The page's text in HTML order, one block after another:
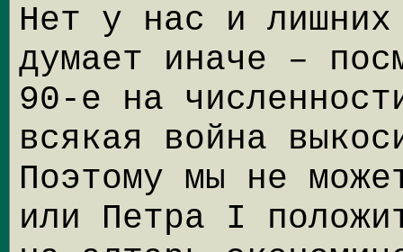
Нет у нас и
думает иначе –
90-е на
всякая война
Поэтому мы не
или Петра I